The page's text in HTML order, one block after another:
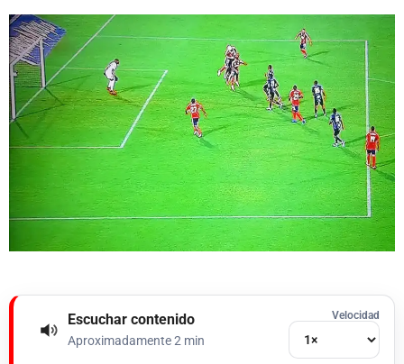
Escuchar contenido
Aproximadamente 2 min
Velocidad